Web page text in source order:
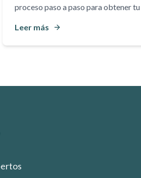
proceso paso a paso para obtener
Leer más